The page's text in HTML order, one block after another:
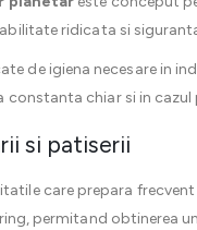
ridicata si
de igiena necesare in
chiar si in cazul
si patiserii
care prepara
permitand obtinerea